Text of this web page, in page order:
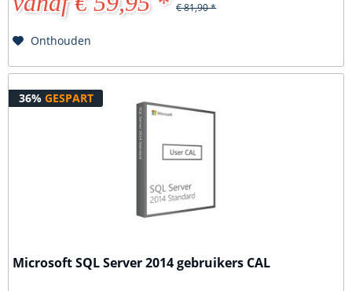
€ 81,90 *
Onthouden
36% GESPART
Microsoft SQL Server 2014 gebruikers CAL